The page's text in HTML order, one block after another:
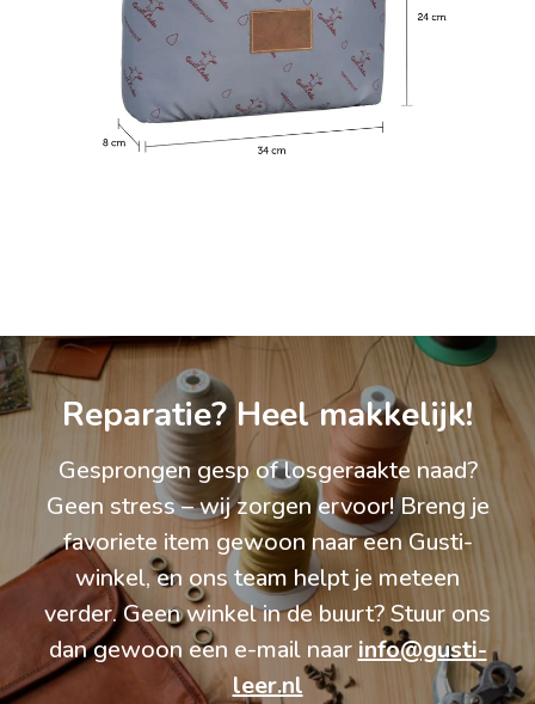
Reparatie? Heel makkelijk!
Gesprongen gesp of losgeraakte naad?
Geen stress – wij zorgen ervoor! Breng je
favoriete item gewoon naar een Gusti-
winkel, en ons team helpt je meteen
verder. Geen winkel in de buurt? Stuur ons
dan gewoon een e-mail naar info@gusti-
leer.nl